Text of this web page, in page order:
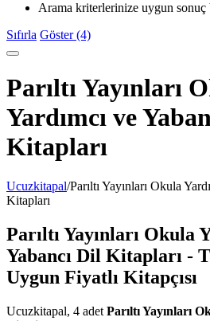
Arama kriterlerinize uygun sonuç
Sıfırla Göster (4)
Parıltı Yayınları
Yardımcı ve
Kitapları
Ucuzkitapal/Parıltı Yayınları Okula
Kitapları
Parıltı Yayınları Okula
Yabancı Dil Kitapları -
Uygun Fiyatlı Kitapçısı
Ucuzkitapal, 4 adet Parıltı Yayınları